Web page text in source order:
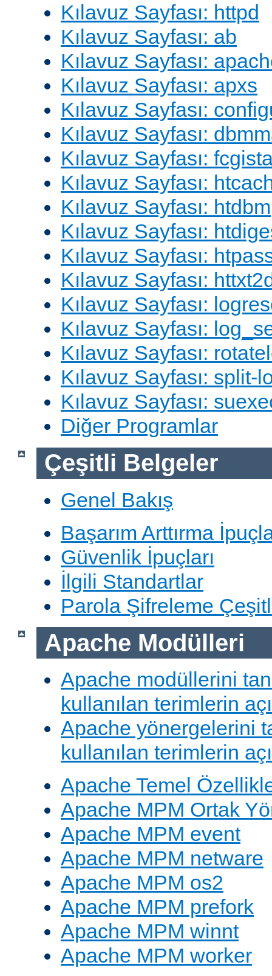
Kılavuz Sayfası: httpd
Kılavuz Sayfası: ab
Kılavuz Sayfası:
Kılavuz Sayfası: apxs
Kılavuz Sayfası:
Kılavuz Sayfası:
Kılavuz Sayfası:
Kılavuz Sayfası:
Kılavuz Sayfası: htdbm
Kılavuz Sayfası:
Kılavuz Sayfası:
Kılavuz Sayfası:
Kılavuz Sayfası:
Kılavuz Sayfası:
Kılavuz Sayfası:
Kılavuz Sayfası: split-
Kılavuz Sayfası:
Diğer Programlar
Çeşitli Belgeler
Genel Bakış
Başarım Arttırma
Güvenlik İpuçları
İlgili Standartlar
Parola Şifreleme
Apache Modülleri
Apache modüllerini
kullanılan terimlerin
Apache yönergelerini
kullanılan terimlerin
Apache Temel
Apache MPM Ortak
Apache MPM event
Apache MPM netware
Apache MPM os2
Apache MPM prefork
Apache MPM winnt
Apache MPM worker